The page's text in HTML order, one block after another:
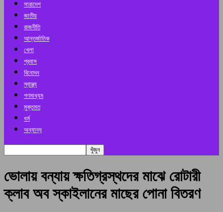
সারাদেশ
জাতীয়
রাজনীতি
আন্তর্জাতিক
খেলা
প্রবাস
বিনোদন
স্বাস্থ্য
গণমাধ্যম
মুক্তমত
ধর্ম
অন্যান্য
ভোলায় বন্যায় ক্ষতিগ্রস্থদের মাঝে রোটারী
ক্লাব অব স্কাইলানের মাছের পোনা বিতরণ